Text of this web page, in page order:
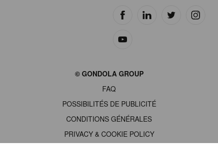
© GONDOLA GROUP
FAQ
POSSIBILITÉS DE PUBLICITÉ
CONDITIONS GÉNÉRALES
PRIVACY & COOKIE POLICY